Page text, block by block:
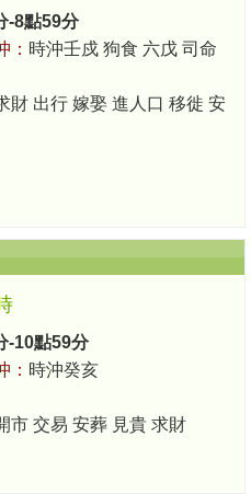
-8點59分
： 時沖壬戍 狗食 六戊 司命
財 出行 嫁娶 進人口 移徙 安
-10點59分
： 時沖癸亥
市 交易 安葬 見貴 求財